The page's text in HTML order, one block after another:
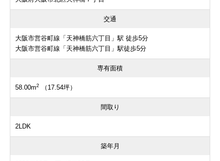
交通
大阪市営谷町線「天神橋筋六丁目」駅 徒歩5分
大阪市営谷町線「天神橋筋六丁目」駅徒歩5分
専有面積
58.00m2 （17.54坪）
間取り
2LDK
築年月